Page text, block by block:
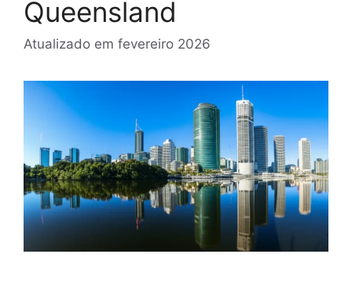
Queensland
Atualizado em fevereiro 2026